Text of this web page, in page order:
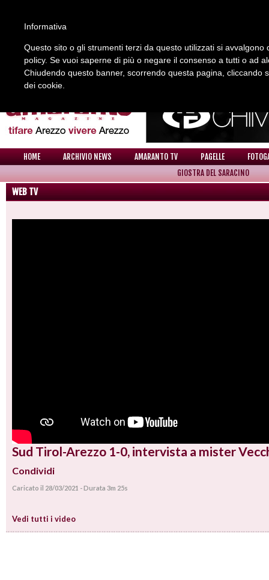
REDAZIONE COLLABORA CON NOI CONTATTI
HOME ARCHIVIO NEWS AMARANTO TV PAGELLE
GIOSTRA DEL SARACINO
WEB TV
Sud Tirol-Arezzo 1-0, intervista a mister
Condividi
Caricato il 28/03/2021 - Durata 3m 25s
Vedi tutti i video
Informativa
Questo sito o gli strumenti terzi da questo utilizzati si
policy. Se vuoi saperne di più o negare il consenso a tutti o ad
Chiudendo questo banner, scorrendo questa pagina, cliccando
dei cookie.